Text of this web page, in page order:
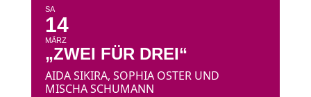
SA
14
MÄRZ
„ZWEI FÜR DREI“
AIDA SIKIRA, SOPHIA OSTER UND
MISCHA SCHUMANN